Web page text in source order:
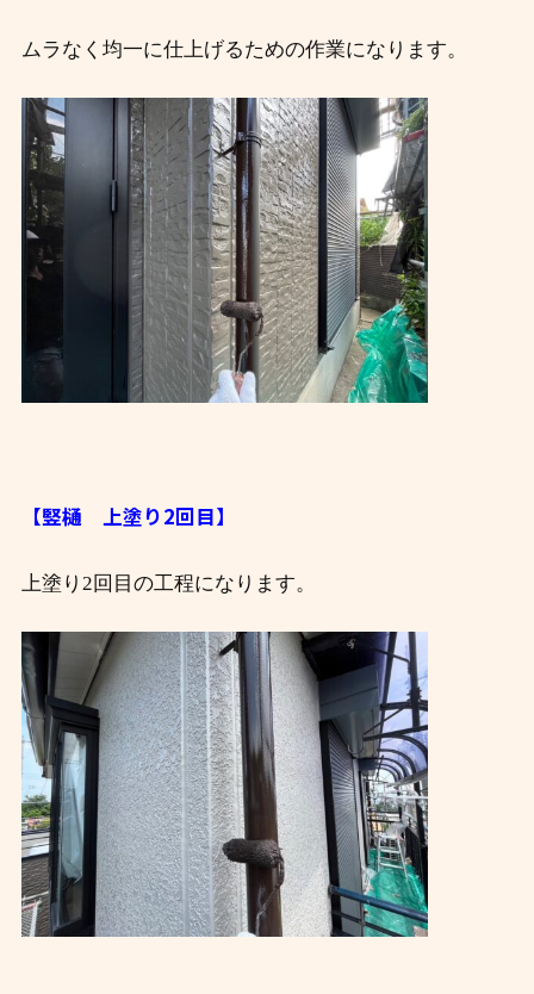
ムラなく均一に仕上げるための作業になります。
【竪樋 上塗り2回目】
上塗り2回目の工程になります。